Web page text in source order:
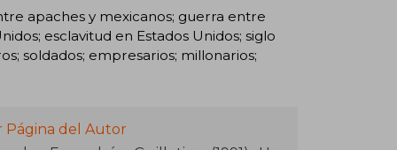
apaches y mexicanos; guerra entre
esclavitud en Estados Unidos; siglo
soldados; empresarios; millonarios;
Página del Autor